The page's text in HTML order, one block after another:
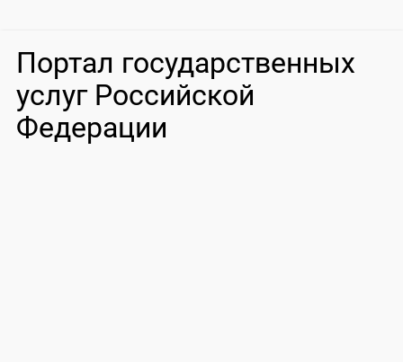
Портал государственных
услуг Российской
Федерации